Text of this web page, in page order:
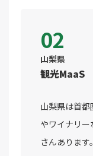
02
山梨県
観光MaaS
山梨県は首都
やワイナリー
さんありま